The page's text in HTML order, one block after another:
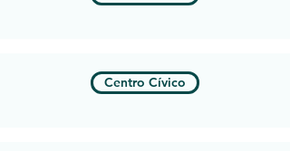
Centro Cívico